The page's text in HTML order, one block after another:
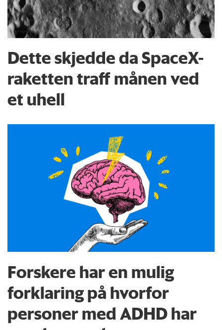
Dette skjedde da SpaceX-
raketten traff månen ved
et uhell
Forskere har en mulig
forklaring på hvorfor
personer med ADHD har